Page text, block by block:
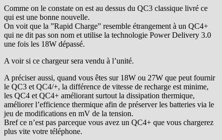
Comme on le constate on est au dessus du QC3 classique livré ce
qui est une bonne nouvelle.
On voit que la ”Rapid Charge” resemble étrangement à un QC4+
qui ne dit pas son nom et utilise la technologie Power Delivery 3.0
une fois les 18W dépassé.
A voir si ce chargeur sera vendu à l’unité.
A préciser aussi, quand vous êtes sur 18W ou 27W que peut fournir
le QC3 et QC4/+, la différence de vitesse de recharge est minime,
les QC4 et QC4+ améliorant surtout la dissipation thermique,
améliorer l’efficience thermique afin de préserver les batteries via le
jeu de modifications en mV de la tension.
Bref ce n’est pas parceque vous avez un QC4+ que vous chargerez
plus vite votre téléphone.